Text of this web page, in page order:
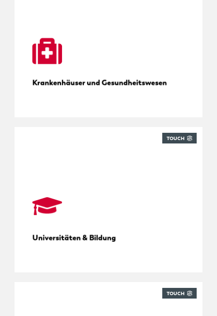
Krankenhäuser und Gesundheitswesen
TOUCH
Universitäten & Bildung
TOUCH